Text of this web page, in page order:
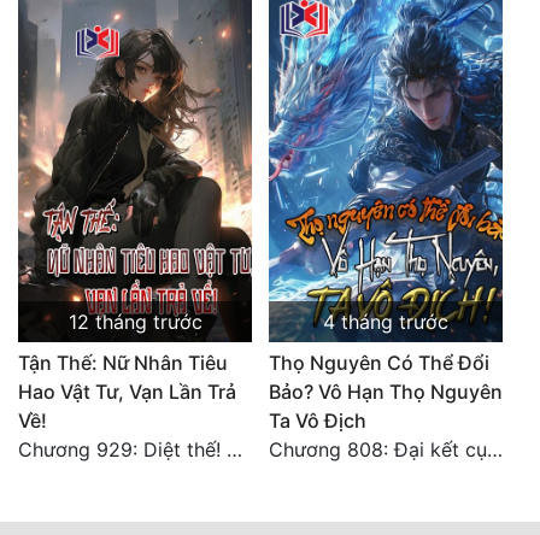
12 tháng trước
Tận Thế: Nữ Nhân Tiêu
Hao Vật Tư, Vạn Lần Trả
Về!
Chương 929: Diệt thế! Trở về hồng vụ!
4 tháng trước
Thọ Nguyên Có Thể Đổi
Bảo? Vô Hạn Thọ Nguyên
Ta Vô Địch
Chương 808: Đại kết cục! ! ! ! ! !